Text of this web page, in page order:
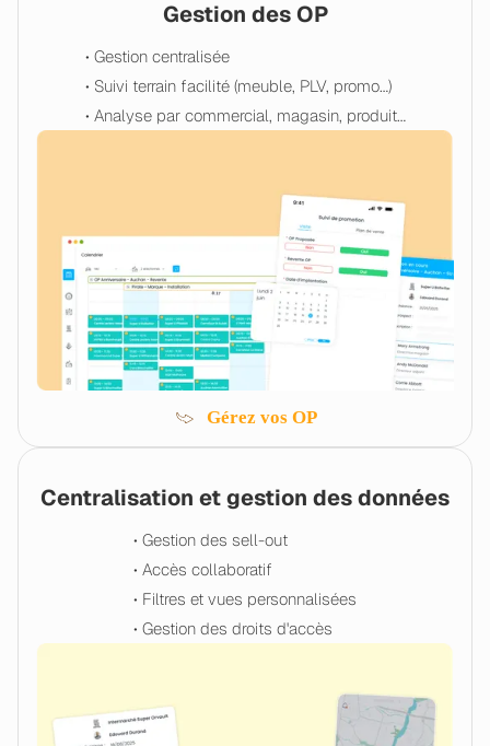
Gestion des OP
• Gestion centralisée
• Suivi terrain facilité (meuble, PLV, promo…)
• Analyse par commercial, magasin, produit…
Gérez vos OP
Centralisation et gestion des données
• Gestion des sell-out
• Accès collaboratif
• Filtres et vues personnalisées
• Gestion des droits d'accès